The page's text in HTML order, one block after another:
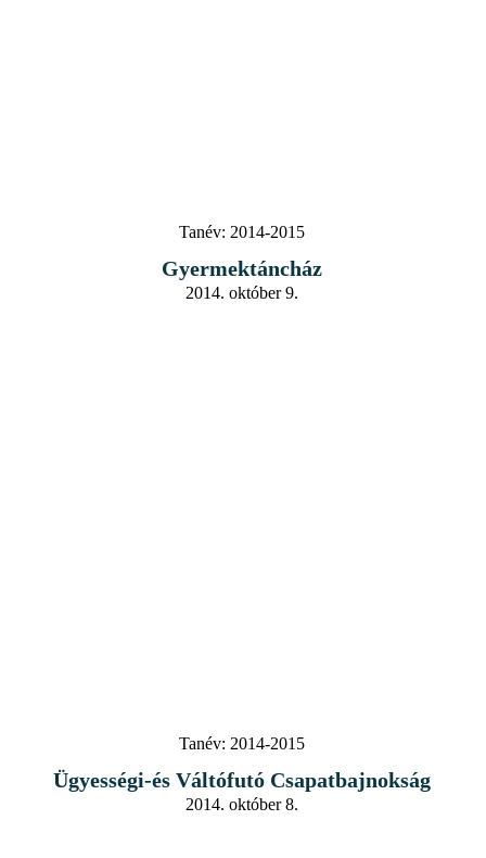
Tanév: 2014-2015
Gyermektáncház
2014. október 9.
Tanév: 2014-2015
Ügyességi-és Váltófutó Csapatbajnokság
2014. október 8.